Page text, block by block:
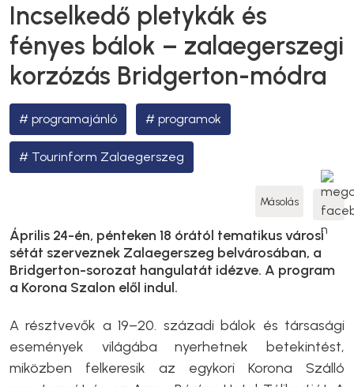
Incselkedő pletykák és
fényes bálok – zalaegerszegi
korzózás Bridgerton-módra
programajánló programok
Tourinform Zalaegerszeg
Másolás
Április 24-én, pénteken 18 órától tematikus városi
sétát szerveznek Zalaegerszeg belvárosában, a
Bridgerton-sorozat hangulatát idézve. A program
a Korona Szalon elől indul.
A résztvevők a 19–20. századi bálok és társasági
események világába nyerhetnek betekintést,
miközben felkeresik az egykori Korona Szálló